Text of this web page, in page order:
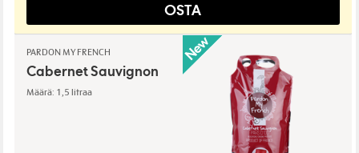
OSTA
PARDON MY FRENCH
Cabernet Sauvignon
Määrä: 1,5 litraa